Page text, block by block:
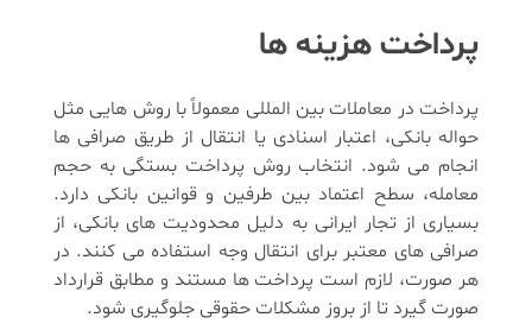
پرداخت هزینه ها
پرداخت در معاملات بین المللی معمولاً با روش هایی مثل
حواله بانکی، اعتبار اسنادی یا انتقال از طریق صرافی ها
انجام می شود. انتخاب روش پرداخت بستگی به حجم
معامله، سطح اعتماد بین طرفین و قوانین بانکی دارد.
بسیاری از تجار ایرانی به دلیل محدودیت های بانکی، از
صرافی های معتبر برای انتقال وجه استفاده می کنند. در
هر صورت، لازم است پرداخت ها مستند و مطابق قرارداد
صورت گیرد تا از بروز مشکلات حقوقی جلوگیری شود.